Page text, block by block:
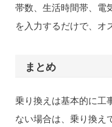
帯数、生活時間帯、電
を入力するだけで、オ
まとめ
乗り換えは基本的に工
ない場合は、乗り換え